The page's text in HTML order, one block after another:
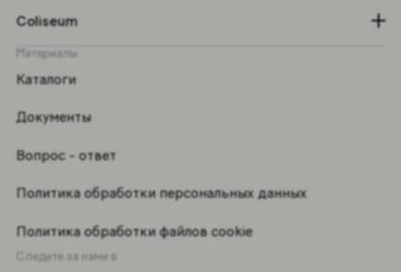
Coliseum
Материалы
Каталоги
Документы
Вопрос - ответ
Политика обработки персональных данных
Политика обработки файлов cookie
Следите за нами в